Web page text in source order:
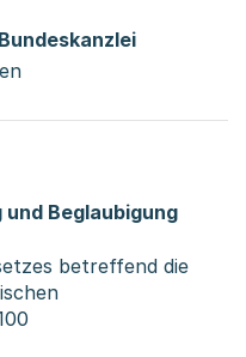
Beglaubigung
betreffend die